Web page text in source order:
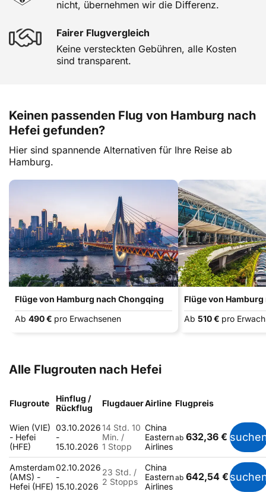
nicht, übernehmen wir die Differenz.
Fairer Flugvergleich
Keine versteckten Gebühren, alle Kosten
sind transparent.
Keinen passenden Flug von Hamburg nach
Hefei gefunden?
Hier sind spannende Alternativen für Ihre Reise ab
Hamburg.
Flüge von Hamburg nach Chongqing
Ab 490 € pro Erwachsenen
Flüge von
Ab 510 € pro
Alle Flugrouten nach Hefei
Flugroute
Hinflug /
Rückflug
FlugdauerAirline Flugpreis
Wien (VIE)
- Hefei
(HFE)
03.10.2026
-
15.10.2026
14 Std. 10
Min. /
1 Stopp
China
Eastern
Airlines
ab 632,36 €
Amsterdam
(AMS) -
Hefei (HFE)
02.10.2026
-
15.10.2026
23 Std. /
2 Stopps
China
Eastern
Airlines
ab 642,54 €